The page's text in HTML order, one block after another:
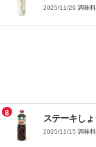
2025/11/29 調味料
8
ステーキし
2025/11/15 調味料